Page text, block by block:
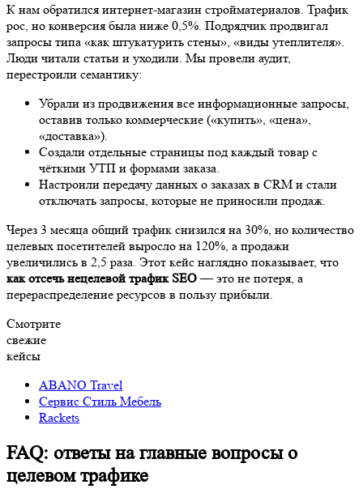
К нам обратился интернет-магазин стройматериалов. Трафик
рос, но конверсия была ниже 0,5%. Подрядчик продвигал
запросы типа «как штукатурить стены», «виды утеплителя».
Люди читали статьи и уходили. Мы провели аудит,
перестроили семантику:
Убрали из продвижения все информационные запросы,
оставив только коммерческие («купить», «цена»,
«доставка»).
Создали отдельные страницы под каждый товар с
чёткими УТП и формами заказа.
Настроили передачу данных о заказах в CRM и стали
отключать запросы, которые не приносили продаж.
Через 3 месяца общий трафик снизился на 30%, но количество
целевых посетителей выросло на 120%, а продажи
увеличились в 2,5 раза. Этот кейс наглядно показывает, что
как отсечь нецелевой трафик SEO— это не потеря, а
перераспределение ресурсов в пользу прибыли.
Смотрите
свежие
кейсы
ABANO Travel
Сервис Стиль Мебель
Rackets
FAQ: ответы на главные вопросы о
целевом трафике